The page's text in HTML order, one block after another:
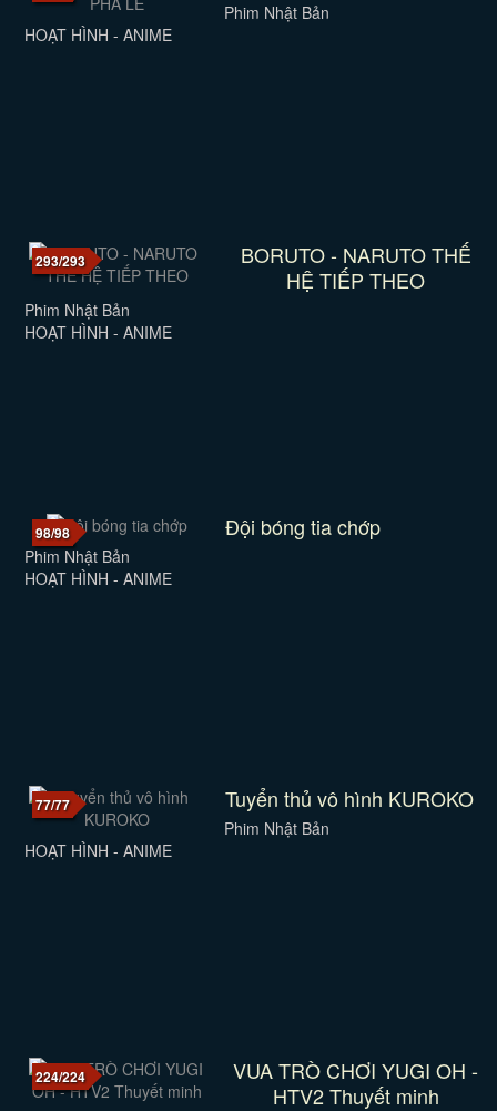
Phim Nhật Bản
HOẠT HÌNH - ANIME
293/293
BORUTO - NARUTO THẾ
HỆ TIẾP THEO
Phim Nhật Bản
HOẠT HÌNH - ANIME
98/98 Đội bóng tia chớp
Phim Nhật Bản
HOẠT HÌNH - ANIME
77/77 Tuyển thủ vô hình KUROKO
Phim Nhật Bản
HOẠT HÌNH - ANIME
224/224
VUA TRÒ CHƠI YUGI OH -
HTV2 Thuyết minh